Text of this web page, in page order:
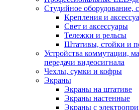
Студийное оборудование,
Крепления и
Свет и аксессуары
Тележки и рельсы
Штативы, стойки и
Устройства коммутации,
передачи видеосигнала
Чехлы, сумки и кофры
Экраны
Экраны на штативе
Экраны настенные
Экраны с